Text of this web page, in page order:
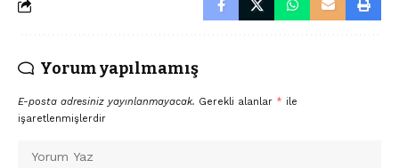
Yorum yapılmamış
E-posta adresiniz yayınlanmayacak. Gerekli alanlar * ile
işaretlenmişlerdir